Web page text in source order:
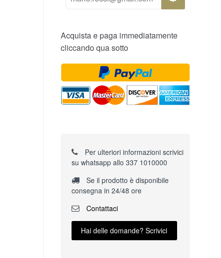
Acquista e paga immediatamente
cliccando qua sotto
Per ulteriori informazioni scrivici
su whatsapp allo 337 1010000
Se il prodotto è disponibile
consegna in 24/48 ore
Contattaci
Hai delle domande? Scrivici